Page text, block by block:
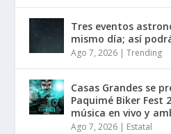
Tres eventos
mismo día; así
Ago 7, 2026 |Trending
Casas Grandes se
Paquimé Biker Fest
música en vivo y
Ago 7, 2026 Estatal